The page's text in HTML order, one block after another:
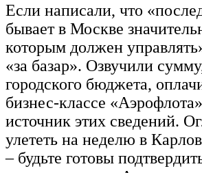
Если написали, что
бывает в Москве
которым должен
«за базар». Озвучили
городского бюджета,
бизнес-классе
источник этих сведений.
улететь на неделю в
– будьте готовы